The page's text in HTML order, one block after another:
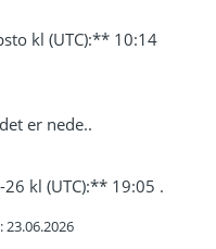
kl (UTC):** 10:14
er nede..
kl (UTC):** 19:05 .